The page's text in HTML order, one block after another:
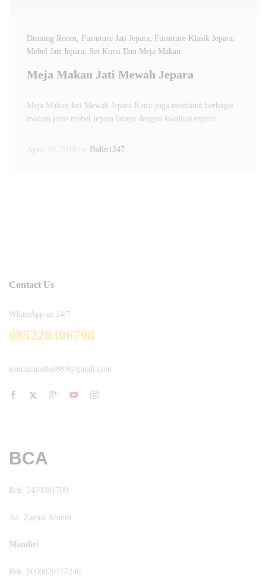
Dinning Room, Furniture Jati Jepara, Furniture Klasik Jepara,
Mebel Jati Jepara, Set Kursi Dan Meja Makan
Meja Makan Jati Mewah Jepara
Meja Makan Jati Mewah Jepara Kami juga membuat berbagai
macam jenis mebel jepara lainya dengan kwalitas export.…
April 10, 2018 by Bidin1247
Contact Us
WhatsApp us 24/7
085228306798
kencanamebel889@gmail.com
BCA
Rek. 2470391700
An. Zaenal Abidin
Mandiri
Rek. 9000020717246